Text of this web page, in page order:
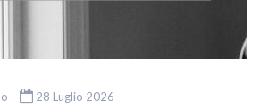
28 Luglio 2026